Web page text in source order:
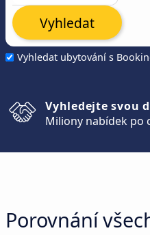
Vyhledat ubytování s
Vyhledat
Vyhledejte svou
Miliony nabídek po
Porovnání